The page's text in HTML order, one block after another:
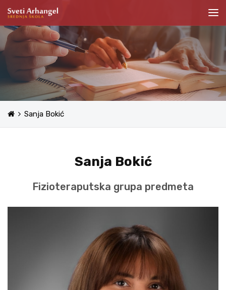
Sanja Bokić
Sanja Bokić
Fizioteraputska grupa predmeta